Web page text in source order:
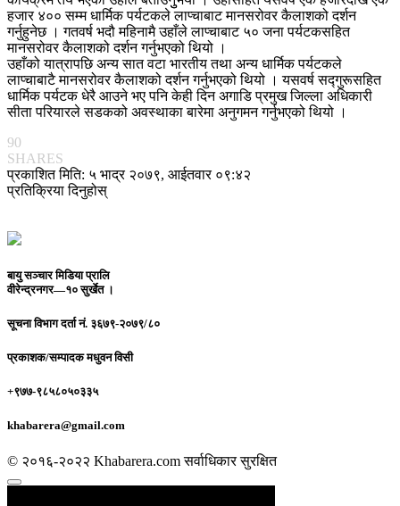
हजार ४०० सम्म धार्मिक पर्यटकले लाप्चाबाट मानसरोवर कैलाशको दर्शन
गर्नुहुनेछ । गतवर्ष भदौ महिनामै उहाँले लाप्चाबाट ५० जना पर्यटकसहित
मानसरोवर कैलाशको दर्शन गर्नुभएको थियो ।
उहाँको यात्रापछि अन्य सात वटा भारतीय तथा अन्य धार्मिक पर्यटकले
लाप्चाबाटै मानसरोवर कैलाशको दर्शन गर्नुभएको थियो । यसवर्ष सद्गुरूसहित
धार्मिक पर्यटक धेरै आउने भए पनि केही दिन अगाडि प्रमुख जिल्ला अधिकारी
सीता परियारले सडकको अवस्थाका बारेमा अनुगमन गर्नुभएको थियो ।
90
SHARES
प्रकाशित मिति: ५ भाद्र २०७९, आईतवार ०९:४२
प्रतिक्रिया दिनुहोस्
बायु सञ्चार मिडिया प्रालि
वीरेन्द्रनगर—१० सुर्खेत ।
सूचना विभाग दर्ता नं. ३६७९-२०७९/८०
प्रकाशक/सम्पादकमधुवन विसी
+९७७-९८५८०५०३३५
khabarera@gmail.com
© २०१६-२०२२ Khabarera.com सर्वाधिकार सुरक्षित